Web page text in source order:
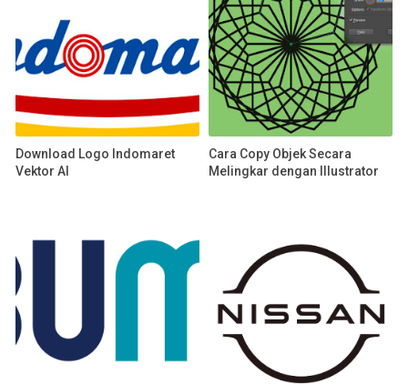
Download Logo Indomaret
Vektor AI
Cara Copy Objek Secara
Melingkar dengan Illustrator